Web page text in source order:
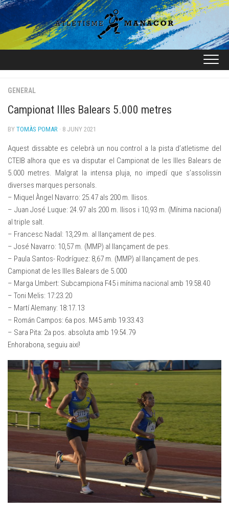
Skip
to
content
GENERAL
Campionat Illes Balears 5.000 metres
BY TOMÀS POMAR · 8 JUNY 2021
Aquest dissabte es celebrà un nou control a la pista d’atletisme del
CTEIB alhora que es va disputar el Campionat de les Illes Balears de
5.000 metres. Malgrat la intensa pluja, no impedí que s’assolissin
diverses marques personals.
– Miquel Àngel Navarro: 25.47 als 200 m. llisos.
– Juan José Luque: 24.97 als 200 m. llisos i 10,93 m. (Mínima nacional)
al triple salt.
– Francesc Nadal: 13,29 m. al llançament de pes.
– José Navarro: 10,57 m. (MMP) al llançament de pes.
– Paula Santos- Rodríguez: 8,67 m. (MMP) al llançament de pes.
Campionat de les Illes Balears de 5.000
– Marga Umbert: Subcampiona F45 i mínima nacional amb 19:58.40
– Toni Melis: 17:23.20
– Martí Alemany: 18:17.13
– Román Campos: 6a pos. M45 amb 19:33.43
– Sara Pita: 2a pos. absoluta amb 19:54.79
Enhorabona, seguiu així!